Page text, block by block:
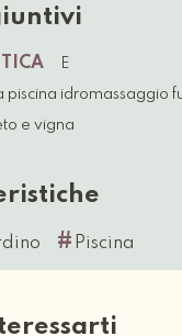
E
piscina idromassaggio
e vigna
# Piscina